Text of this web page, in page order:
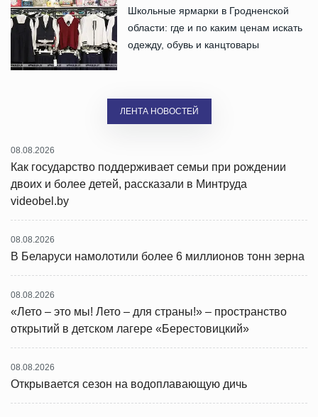
Школьные ярмарки в Гродненской
области: где и по каким ценам искать
одежду, обувь и канцтовары
ЛЕНТА НОВОСТЕЙ
08.08.2026
Как государство поддерживает семьи при рождении
двоих и более детей, рассказали в Минтруда
videobel.by
08.08.2026
В Беларуси намолотили более 6 миллионов тонн зерна
08.08.2026
«Лето – это мы! Лето – для страны!» – пространство
открытий в детском лагере «Берестовицкий»
08.08.2026
Открывается сезон на водоплавающую дичь